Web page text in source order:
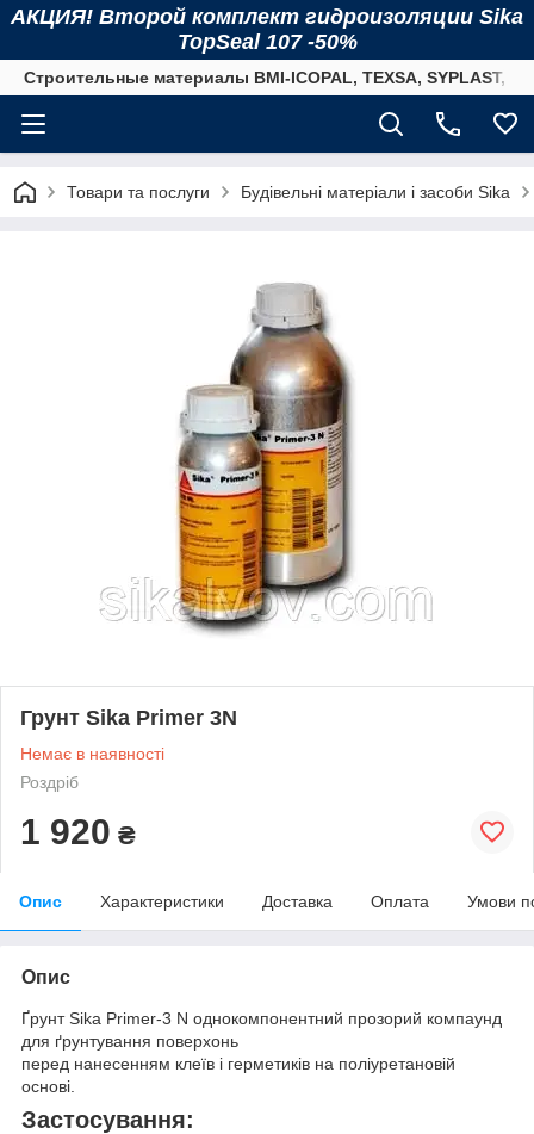
АКЦИЯ! Второй комплект гидроизоляции Sika
TopSeal 107 -50%
Строительные материалы BMI-ICOPAL, TEXSA, SYPLAST,
Товари та послуги Будівельні матеріали і засоби Sika
Грунт Sika Primer 3N
Немає в наявності
Роздріб
1 920 ₴
Опис Характеристики Доставка Оплата Умови
Опис
Ґрунт Sika Primer-3 N однокомпонентний прозорий компаунд
для ґрунтування поверхонь
перед нанесенням клеїв і герметиків на поліуретановій
основі.
Застосування: